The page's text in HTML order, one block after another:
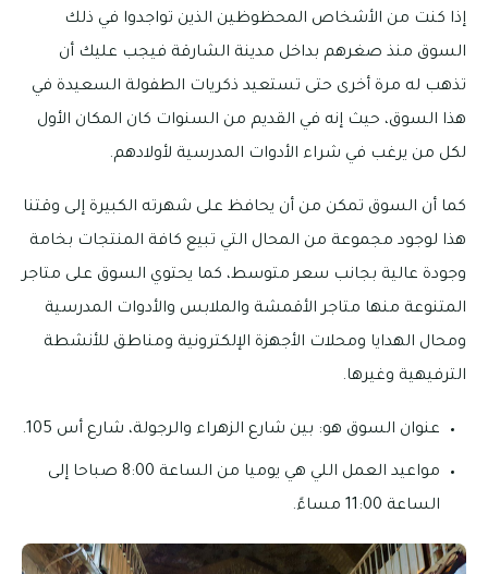
إذا كنت من الأشخاص المحظوظين الذين تواجدوا في ذلك
السوق منذ صغرهم بداخل مدينة الشارقة فيجب عليك أن
تذهب له مرة أخرى حتى تستعيد ذكريات الطفولة السعيدة في
هذا السوق، حيث إنه في القديم من السنوات كان المكان الأول
لكل من يرغب في شراء الأدوات المدرسية لأولادهم.
كما أن السوق تمكن من أن يحافظ على شهرته الكبيرة إلى وقتنا
هذا لوجود مجموعة من المحال التي تبيع كافة المنتجات بخامة
وجودة عالية بجانب سعر متوسط، كما يحتوي السوق على متاجر
المتنوعة منها متاجر الأقمشة والملابس والأدوات المدرسية
ومحال الهدايا ومحلات الأجهزة الإلكترونية ومناطق للأنشطة
الترفيهية وغيرها.
عنوان السوق هو: بين شارع الزهراء والرجولة، شارع أس 105.
مواعيد العمل اللي هي يوميا من الساعة 8:00 صباحا إلى
الساعة 11:00 مساءً.